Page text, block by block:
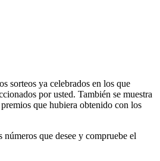
sorteos ya celebrados en los que
por usted. También se muestra
que hubiera obtenido con los
que desee y compruebe el